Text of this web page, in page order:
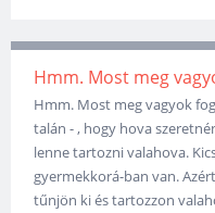
Hmm. Most meg
Hmm. Most meg vagyok
talán - , hogy hova
lenne tartozni valahova.
gyermekkorá-ban van.
tűnjön ki és tartozzon